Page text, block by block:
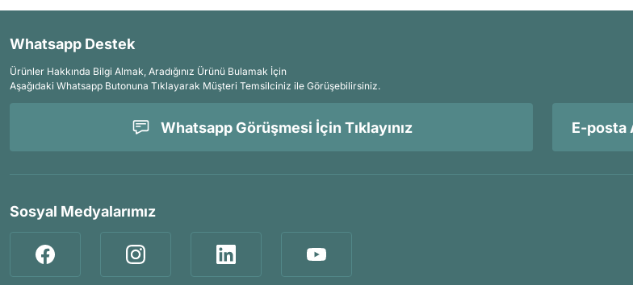
Whatsapp Destek
Ürünler Hakkında Bilgi Almak, Aradığınız Ürünü Bulamak İçin
Aşağıdaki Whatsapp Butonuna Tıklayarak Müşteri Temsilciniz ile Görüşebilirsiniz.
Whatsapp Görüşmesi İçin Tıklayınız
Sosyal Medyalarımız